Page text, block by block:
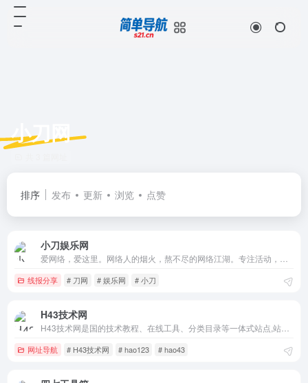
小刀网
排序 发布 更新 浏览 点赞
小刀娱乐网
线报分享 # 刀网 # 娱乐网 # 小刀
H43技术网
网址导航 # H43技术网 # hao123 # hao43